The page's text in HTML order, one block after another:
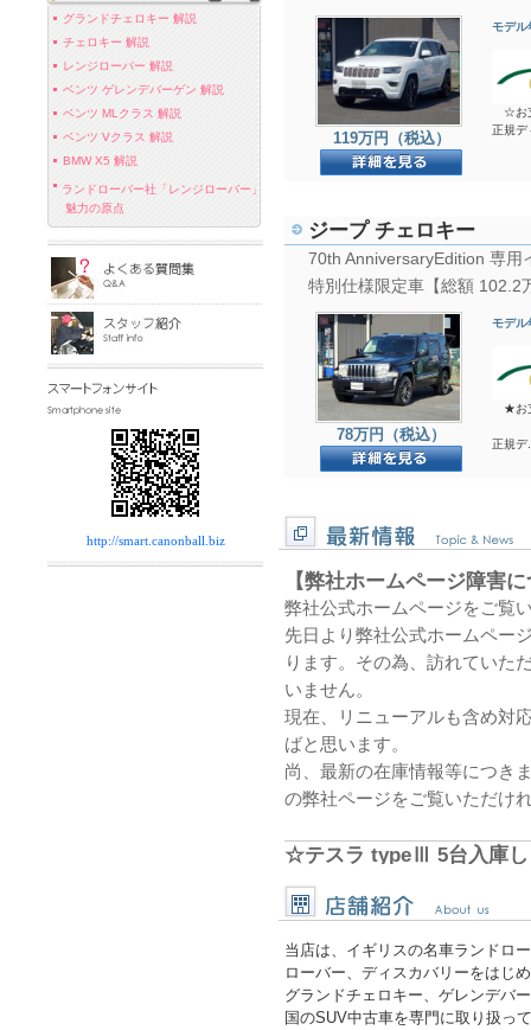
モデル
☆お
正規デ
119万円（税込）
ジープ チェロキー
70th AnniversaryEdition 専用
特別仕様限定車【総額 102.2
モデル
★お
正規デ
78万円（税込）
【弊社ホームページ障害
弊社公式ホームページをご覧
先日より弊社公式ホームペー
ります。その為、訪れていた
いません。
現在、リニューアルも含め対
ばと思います。
尚、最新の在庫情報等につき
の弊社ページをご覧いただけ
☆テスラ typeⅢ 5台入庫
リーズナブルな価格も嬉しい
いただければと思います。
-*-*-*-*-*--*-*-*-*--*-*-
2021年モデル
当店は、イギリスの名車ランドロ
ローバー、ディスカバリーをはじ
グランドチェロキー、ゲレンデバ
国のSUV中古車を専門に取り扱っ
グランドチェロキー 解説
チェロキー 解説
レンジローバー 解説
ベンツ ゲレンデバーゲン 解説
ベンツ MLクラス 解説
ベンツ Vクラス 解説
BMW X5 解説
ランドローバー社「レンジローバー」
魅力の原点
http://smart.canonball.biz